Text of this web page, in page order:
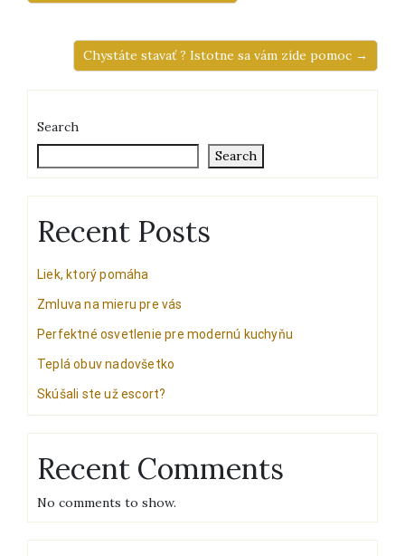
Chystáte stavať ? Istotne sa vám zíde pomoc →
Search
Search
Recent Posts
Liek, ktorý pomáha
Zmluva na mieru pre vás
Perfektné osvetlenie pre modernú kuchyňu
Teplá obuv nadovšetko
Skúšali ste už escort?
Recent Comments
No comments to show.